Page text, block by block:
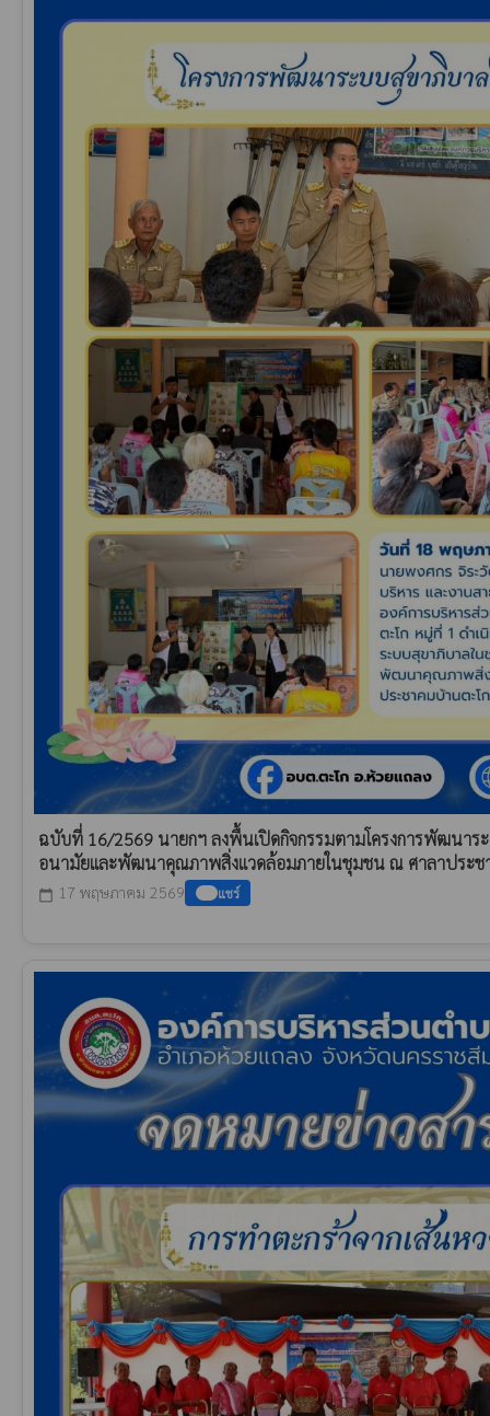
ฉบับที่ 16/2569 นายกฯ ลงพื้นเปิดกิจกรรมตามโครงการพัฒนาร
อนามัยและพัฒนาคุณภาพสิ่งแวดล้อมภายในชุมชน ณ ศาลาประช
calendar_today 17 พฤษภาคม 2569 แชร์